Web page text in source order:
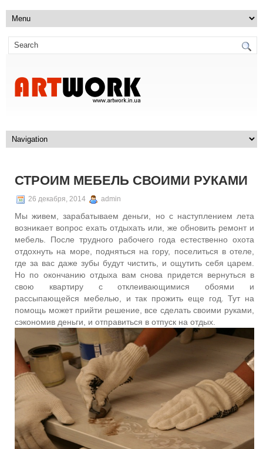
СТРОИМ МЕБЕЛЬ СВОИМИ РУКАМИ
26 декабря, 2014 admin
Мы живем, зарабатываем деньги, но с наступлением лета
возникает вопрос ехать отдыхать или, же обновить ремонт и
мебель. После трудного рабочего года естественно охота
отдохнуть на море, подняться на гору, поселиться в отеле,
где за вас даже зубы будут чистить, и ощутить себя царем.
Но по окончанию отдыха вам снова придется вернуться в
свою квартиру с отклеивающимися обоями и
рассыпающейся мебелью, и так прожить еще год. Тут на
помощь может прийти решение, все сделать своими руками,
сэкономив деньги, и отправиться в отпуск на отдых.